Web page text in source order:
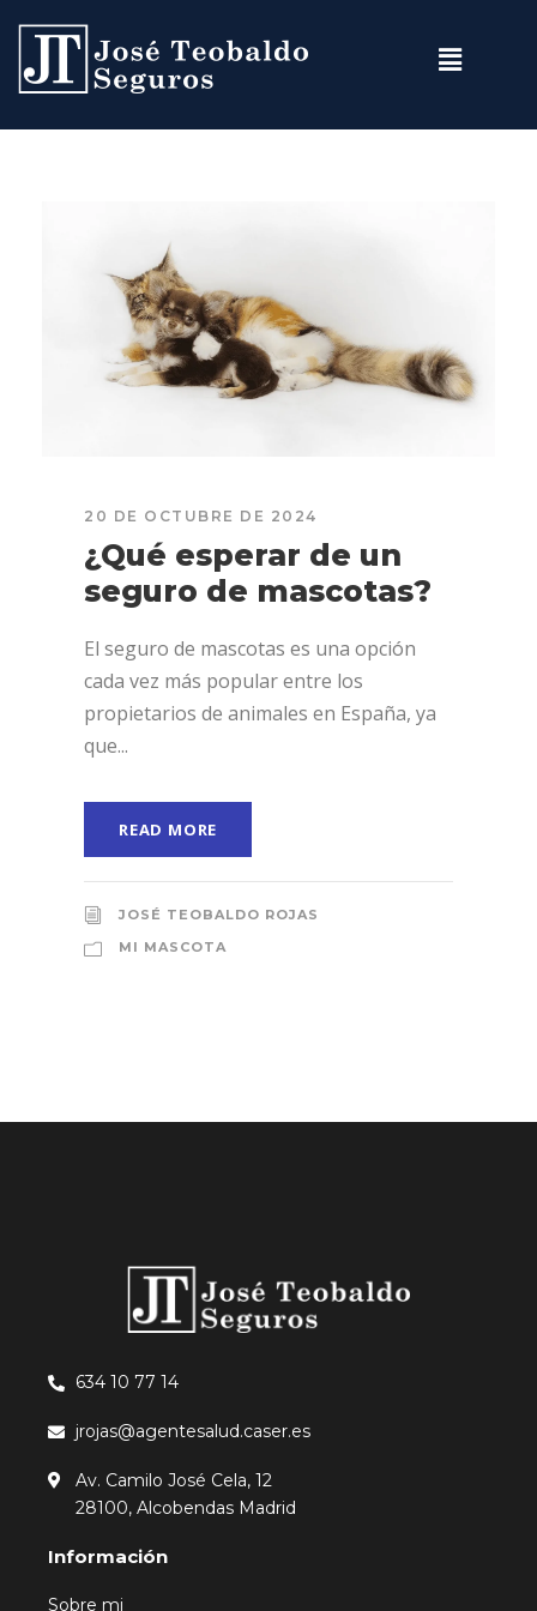
20 DE OCTUBRE DE 2024
¿Qué esperar de un
seguro de mascotas?
El seguro de mascotas es una opción
cada vez más popular entre los
propietarios de animales en España, ya
que...
READ MORE
JOSÉ TEOBALDO ROJAS
MI MASCOTA
634 10 77 14
jrojas@agentesalud.caser.es
Av. Camilo José Cela, 12
28100, Alcobendas Madrid
Información
Sobre mi